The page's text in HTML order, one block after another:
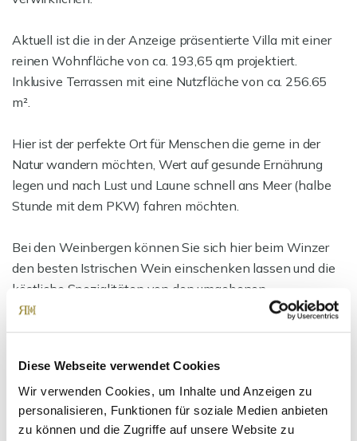
Diese Webseite verwendet Cookies
Wir verwenden Cookies, um Inhalte und Anzeigen zu
personalisieren, Funktionen für soziale Medien anbieten
zu können und die Zugriffe auf unsere Website zu
Aktuell ist die in der Anzeige präsentierte Villa mit einer
reinen Wohnfläche von ca. 193,65 qm projektiert.
Inklusive Terrassen mit eine Nutzfläche von ca. 256.65
m².
Hier ist der perfekte Ort für Menschen die gerne in der
Natur wandern möchten, Wert auf gesunde Ernährung
legen und nach Lust und Laune schnell ans Meer (halbe
Stunde mit dem PKW) fahren möchten.
Bei den Weinbergen können Sie sich hier beim Winzer
den besten Istrischen Wein einschenken lassen und die
köstliche Spezialitäten von den umgebenen
Oliven/Trüffel genießen.
Ansprechpartner